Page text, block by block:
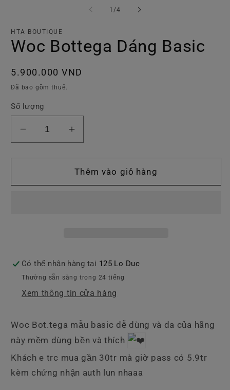
hộp
tương
tác
1 /trong
4
HTA BOUTIQUE
Woc Bottega Dáng Basic
Giá
thông
5.900.000 VND
Đã bao gồm thuế.
Số lượng
Giảm
số
lượng
Woc
Tăng
số
lượng
của
Woc
Thêm vào giỏ hàng
Có thể nhận hàng tại 125 Lo Duc
Thường sẵn sàng trong 24 tiếng
Xem thông tin cửa hàng
Woc Bot.tega mẫu basic dễ dùng và da của hãng
này mềm dùng bền và thích
Khách e trc mua gần 30tr mà giờ pass có 5.9tr
kèm chứng nhận auth lun nhaaa